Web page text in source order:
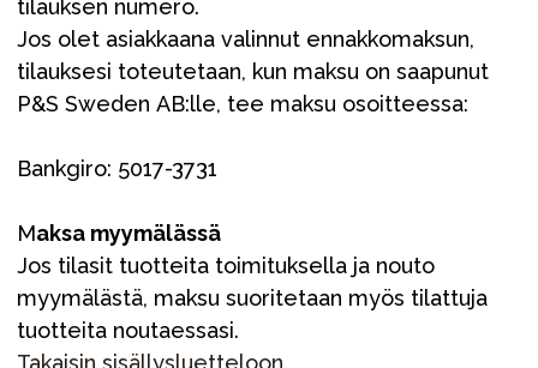
tilauksen numero.
Jos olet asiakkaana valinnut ennakkomaksun,
tilauksesi toteutetaan, kun maksu on saapunut
P&S Sweden AB:lle, tee maksu osoitteessa:
Bankgiro: 5017-3731
Maksa myymälässä
Jos tilasit tuotteita toimituksella ja nouto
myymälästä, maksu suoritetaan myös tilattuja
tuotteita noutaessasi.
Takaisin sisällysluetteloon _